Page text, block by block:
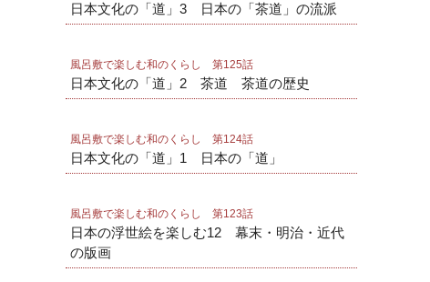
日本文化の「道」3 日本の「茶道」の流派
風呂敷で楽しむ和のくらし 第125話
日本文化の「道」2 茶道 茶道の歴史
風呂敷で楽しむ和のくらし 第124話
日本文化の「道」1 日本の「道」
風呂敷で楽しむ和のくらし 第123話
日本の浮世絵を楽しむ12 幕末・明治・近代
の版画